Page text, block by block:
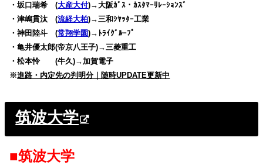
・坂口瑞希 (大産大付)→大阪ｶﾞｽ・ｶｽﾀﾏｰﾘﾚｰｼｮﾝｽﾞ
・津嶋貫汰 (流経大柏)→三和ｼﾔｯﾀｰ工業
・神田陸斗 (常翔学園)→ﾄﾗｲｸﾞﾙｰﾌﾟ
・亀井優太郎(帝京八王子)→三菱重工
・松本怜 (牛久)→加賀電子
※進路・内定先の判明分｜随時UPDATE更新中
筑波大学
■筑波大学